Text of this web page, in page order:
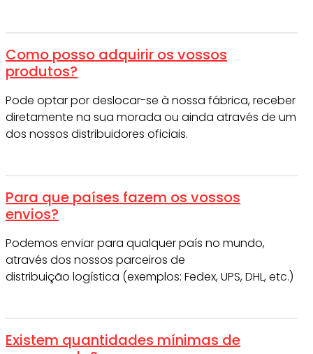
Como posso adquirir os vossos
produtos?
Pode optar por deslocar-se à nossa fábrica, receber
diretamente na sua morada ou ainda através de um
dos nossos distribuidores oficiais.
Para que países fazem os vossos
envios?
Podemos enviar para qualquer país no mundo,
através dos nossos parceiros de
distribuição logística (exemplos: Fedex, UPS, DHL, etc.)
Existem quantidades mínimas de